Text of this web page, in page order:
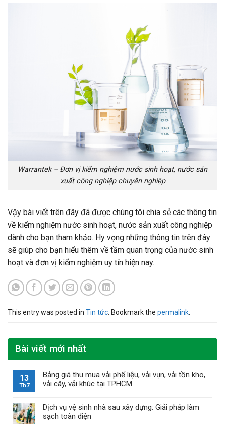
Warrantek – Đơn vị kiểm nghiệm nước sinh hoạt, nước sản
xuất công nghiệp chuyên nghiệp
Vậy bài viết trên đây đã được chúng tôi chia sẻ các thông tin
về kiểm nghiệm nước sinh hoạt, nước sản xuất công nghiệp
dành cho bạn tham khảo. Hy vọng những thông tin trên đây
sẽ giúp cho bạn hiểu thêm về tầm quan trọng của nước sinh
hoạt và đơn vị kiểm nghiệm uy tín hiện nay.
This entry was posted in Tin tức . Bookmark the permalink
Bài viết mới nhất
13
Th7
Bảng giá thu mua vải phế liệu, vải vụn, vải tồn kho,
vải cây, vải khúc tại TPHCM
Dịch vụ vệ sinh nhà sau xây dựng: Giải pháp làm
sạch toàn diện